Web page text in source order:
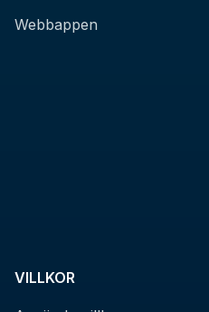
Webbappen
VILLKOR